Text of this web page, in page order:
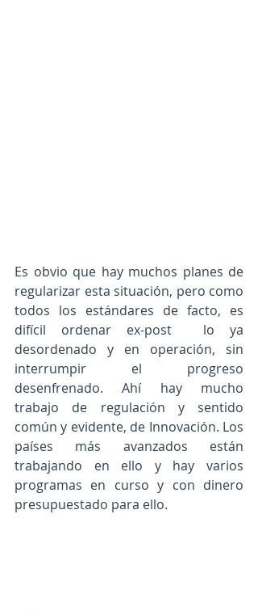
Es obvio que hay muchos planes de
regularizar esta situación, pero como
todos los estándares de facto, es
difícil ordenar ex-post  lo ya
desordenado y en operación, sin
interrumpir el progreso
desenfrenado. Ahí hay mucho
trabajo de regulación y sentido
común y evidente, de Innovación. Los
países más avanzados están
trabajando en ello y hay varios
programas en curso y con dinero
presupuestado para ello.